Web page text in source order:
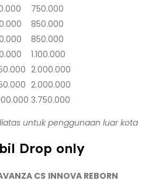
750.000
850.000
850.000
1.100.000
2.000.000
2.000.000
3.750.000
untuk penggunaan luar kota
Drop only
CS INNOVA REBORN